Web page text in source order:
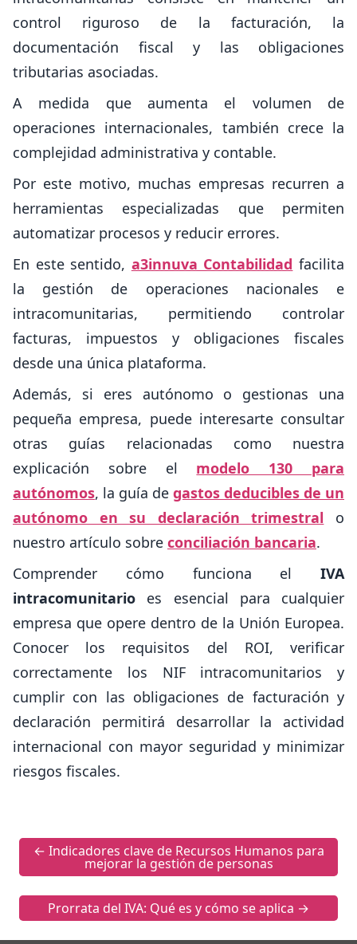
control riguroso de la facturación, la
documentación fiscal y las obligaciones
tributarias asociadas.
A medida que aumenta el volumen de
operaciones internacionales, también crece la
complejidad administrativa y contable.
Por este motivo, muchas empresas recurren a
herramientas especializadas que permiten
automatizar procesos y reducir errores.
En este sentido, a3innuva Contabilidad facilita
la gestión de operaciones nacionales e
intracomunitarias, permitiendo controlar
facturas, impuestos y obligaciones fiscales
desde una única plataforma.
Además, si eres autónomo o gestionas una
pequeña empresa, puede interesarte consultar
otras guías relacionadas como nuestra
explicación sobre el modelo 130 para
autónomos, la guía de gastos deducibles de un
autónomo en su declaración trimestral o
nuestro artículo sobre conciliación bancaria.
Comprender cómo funciona el IVA
intracomunitario es esencial para cualquier
empresa que opere dentro de la Unión Europea.
Conocer los requisitos del ROI, verificar
correctamente los NIF intracomunitarios y
cumplir con las obligaciones de facturación y
declaración permitirá desarrollar la actividad
internacional con mayor seguridad y minimizar
riesgos fiscales.
Navegación
entradas
← Indicadores clave de Recursos Humanos para
mejorar la gestión de personas
Prorrata del IVA: Qué es y cómo se aplica →